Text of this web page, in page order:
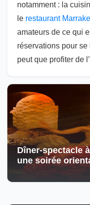
notamment : la
le restaurant
amateurs de ce qui
réservations pour
peut que profiter de
Dîner-spectacle
une soirée